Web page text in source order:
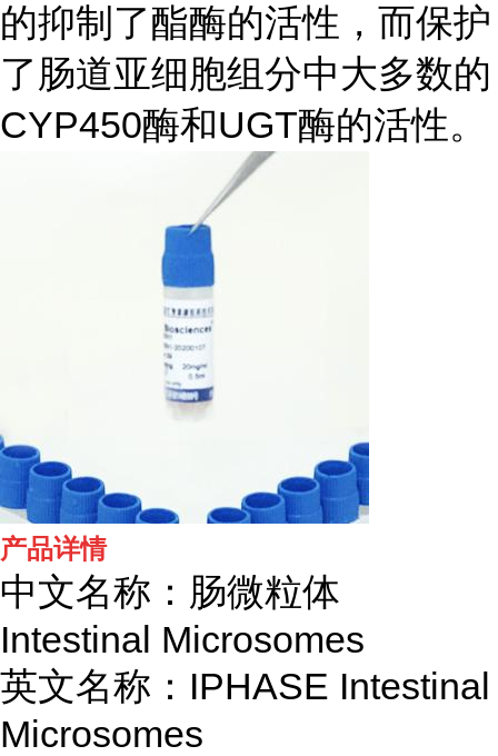
的抑制了酯酶的活性，而保护
了肠道亚细胞组分中大多数的
CYP450酶和UGT酶的活性。
产品详情
中文名称：肠微粒体
Intestinal Microsomes
英文名称：IPHASE Intestinal
Microsomes